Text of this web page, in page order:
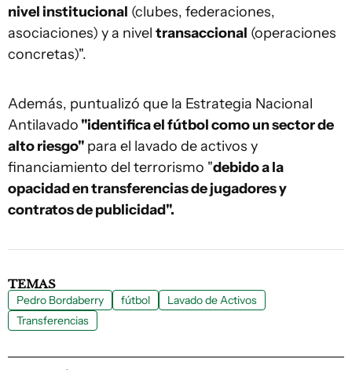
nivel institucional (clubes, federaciones,
asociaciones) y a nivel transaccional (operaciones
concretas)".
Además, puntualizó que la Estrategia Nacional
Antilavado "identifica el fútbol como un sector de
alto riesgo" para el lavado de activos y
financiamiento del terrorismo "debido a la
opacidad en transferencias de jugadores y
contratos de publicidad".
TEMAS
Pedro Bordaberry fútbol
Lavado de Activos
Transferencias